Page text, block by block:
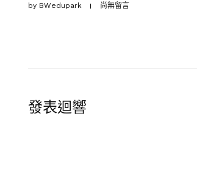
byBWedupark 尚無留言
發表迴響